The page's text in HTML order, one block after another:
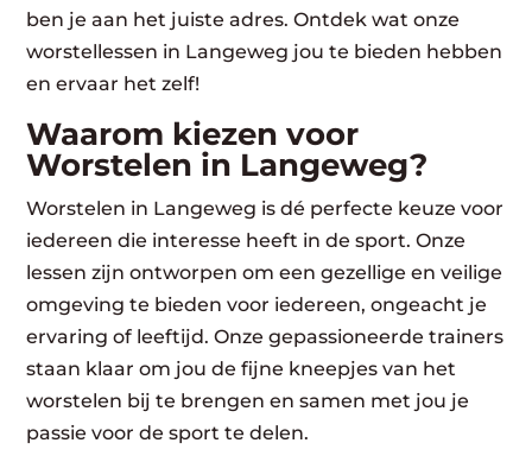
ben je aan het juiste adres. Ontdek wat onze
worstellessen in Langeweg jou te bieden hebben
en ervaar het zelf!
Waarom kiezen voor
Worstelen in Langeweg?
Worstelen in Langeweg is dé perfecte keuze voor
iedereen die interesse heeft in de sport. Onze
lessen zijn ontworpen om een gezellige en veilige
omgeving te bieden voor iedereen, ongeacht je
ervaring of leeftijd. Onze gepassioneerde trainers
staan klaar om jou de fijne kneepjes van het
worstelen bij te brengen en samen met jou je
passie voor de sport te delen.